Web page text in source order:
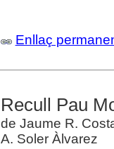
Enllaç
Recull Pau
de Jaume R.
A. Soler Àlvarez